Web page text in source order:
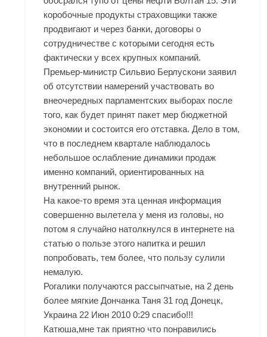
коробочные продукты страховщики также
продвигают и через банки, договоры о
сотрудничестве с которыми сегодня есть
фактически у всех крупных компаний.
Премьер-министр Сильвио Берлускони заявил
об отсутствии намерений участвовать во
внеочередных парламентских выборах после
того, как будет принят пакет мер бюджетной
экономии и состоится его отставка. Дело в том,
что в последнем квартале наблюдалось
небольшое ослабление динамики продаж
именно компаний, ориентированных на
внутренний рынок.
На какое-то время эта ценная информация
совершенно вылетела у меня из головы, но
потом я случайно натолкнулся в интернете на
статью о пользе этого напитка и решил
попробовать, тем более, что пользу сулили
немалую.
Рогалики получаются рассыпчатые, на 2 день
более мягкие Дончанка Таня 31 год Донецк,
Украина 22 Июн 2010 0:29 спасибо!!!
Катюша,мне так приятно что понравились